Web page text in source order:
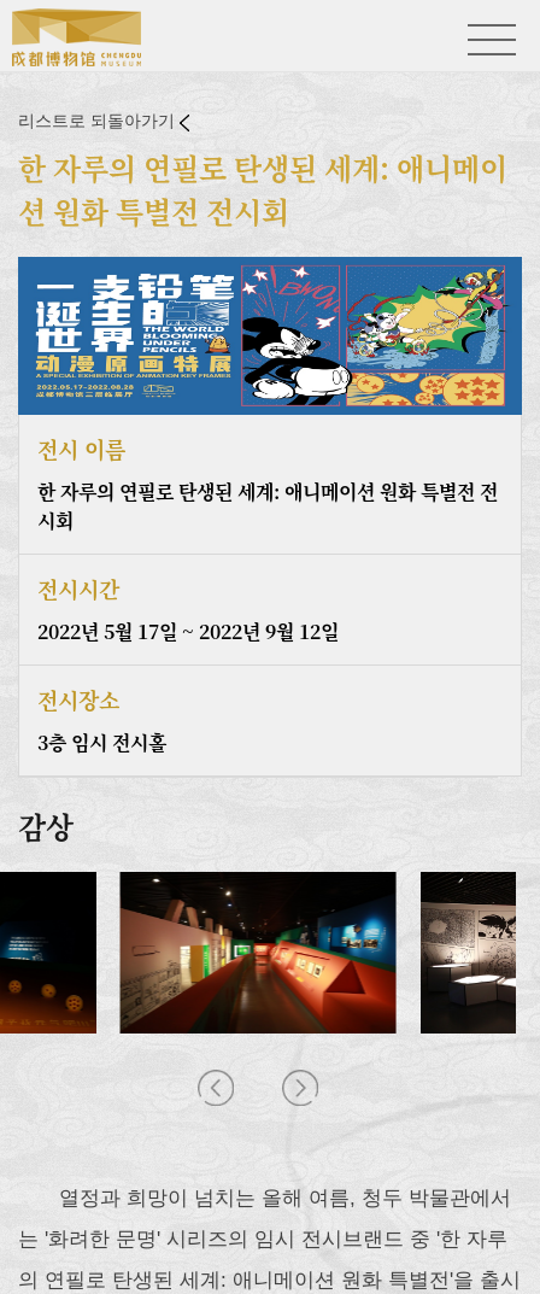
리스트로 되돌아가기
한 자루의 연필로 탄생된 세계: 애니메이
션 원화 특별전 전시회
전시 이름
한 자루의 연필로 탄생된 세계: 애니메이션 원화 특별전 전
시회
전시시간
2022년 5월 17일 ~ 2022년 9월 12일
전시장소
3층 임시 전시홀
감상
열정과 희망이 넘치는 올해 여름, 청두 박물관에서
는 '화려한 문명' 시리즈의 임시 전시브랜드 중 '한 자루
의 연필로 탄생된 세계: 애니메이션 원화 특별전'을 출시